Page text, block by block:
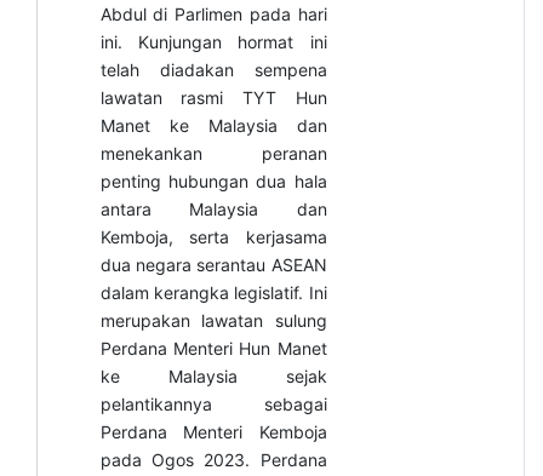
Abdul di Parlimen pada hari
ini. Kunjungan hormat ini
telah diadakan sempena
lawatan rasmi TYT Hun
Manet ke Malaysia dan
menekankan peranan
penting hubungan dua hala
antara Malaysia dan
Kemboja, serta kerjasama
dua negara serantau ASEAN
dalam kerangka legislatif. Ini
merupakan lawatan sulung
Perdana Menteri Hun Manet
ke Malaysia sejak
pelantikannya sebagai
Perdana Menteri Kemboja
pada Ogos 2023. Perdana